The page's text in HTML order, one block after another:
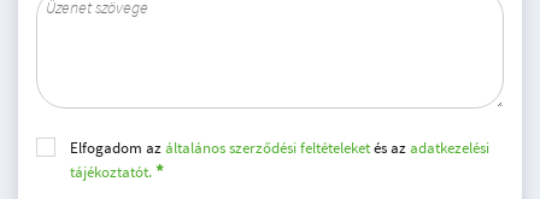
Elfogadom azáltalános szerződési feltételeketés azadatkezelési
tájékoztatót.